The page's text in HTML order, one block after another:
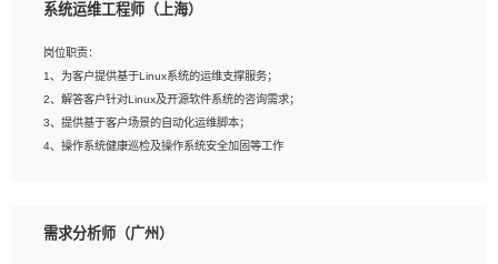
2、熟练使用After Effect、Photo Shop、熟练掌握视频剪辑和特效包装软件；
4、在剪辑上会思考，有一定编导思维；
5、踏实， 勤奋，愿意在工作中不断学习，提高自我；
6、能与同事友好相处。
系统运维工程师（上海）
岗位职责：
1、为客户提供基于Linux系统的运维支撑服务；
2、解答客户针对Linux及开源软件系统的咨询需求；
3、提供基于客户场景的自动化运维脚本；
4、操作系统健康巡检及操作系统安全加固等工作
1、全日制本科计算机相关专业毕业，3年以上相关工作经验；
需求分析师（广州）